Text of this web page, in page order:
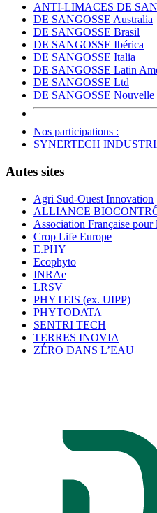
ANTI-LIMACES DE
DE SANGOSSE Australia
DE SANGOSSE Brasil
DE SANGOSSE Ibérica
DE SANGOSSE Italia
DE SANGOSSE Latin
DE SANGOSSE Ltd
DE SANGOSSE Nouvelle
Nos participations :
SYNERTECH
Autes sites
Agri Sud-Ouest Innovation
ALLIANCE
Association Française
Crop Life Europe
E.PHY
Ecophyto
INRAe
LRSV
PHYTEIS (ex. UIPP)
PHYTODATA
SENTRI TECH
TERRES INOVIA
ZÉRO DANS L’EAU